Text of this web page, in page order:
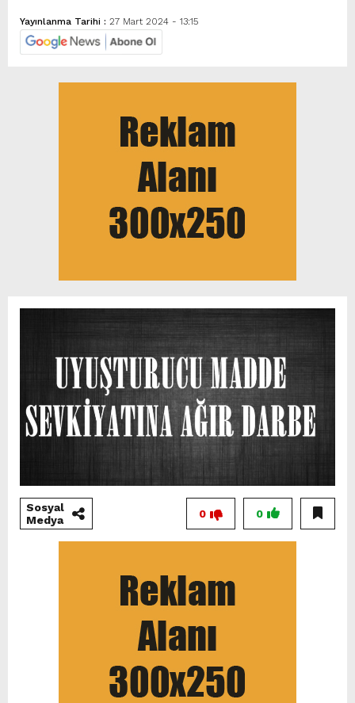
Yayınlanma Tarihi : 27 Mart 2024 - 13:15
Sosyal
Medya
0
0